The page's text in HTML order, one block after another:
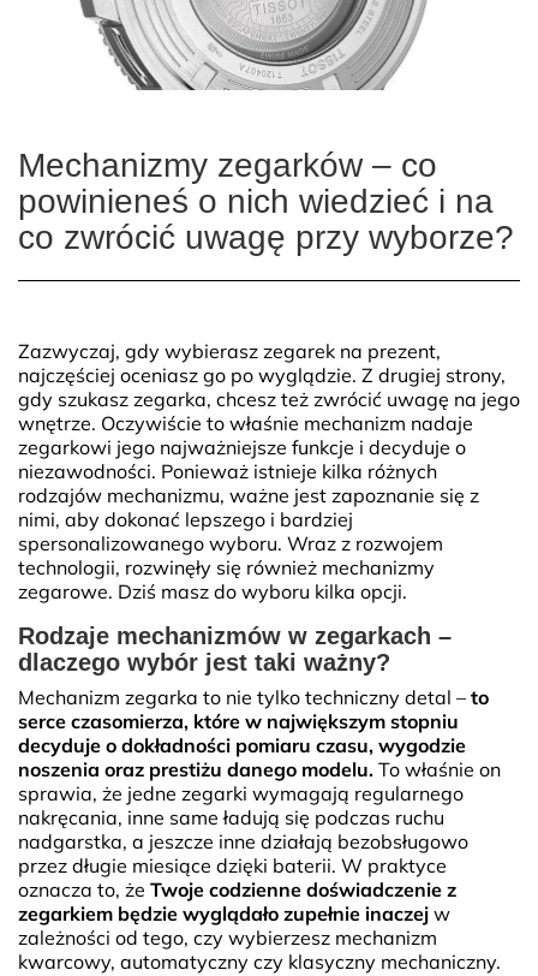
Mechanizmy zegarków – co
powinieneś o nich wiedzieć i na
co zwrócić uwagę przy wyborze?
Zazwyczaj, gdy wybierasz zegarek na prezent,
najczęściej oceniasz go po wyglądzie. Z drugiej strony,
gdy szukasz zegarka, chcesz też zwrócić uwagę na jego
wnętrze. Oczywiście to właśnie mechanizm nadaje
zegarkowi jego najważniejsze funkcje i decyduje o
niezawodności. Ponieważ istnieje kilka różnych
rodzajów mechanizmu, ważne jest zapoznanie się z
nimi, aby dokonać lepszego i bardziej
spersonalizowanego wyboru. Wraz z rozwojem
technologii, rozwinęły się również mechanizmy
zegarowe. Dziś masz do wyboru kilka opcji.
Rodzaje mechanizmów w zegarkach –
dlaczego wybór jest taki ważny?
Mechanizm zegarka to nie tylko techniczny detal – to
serce czasomierza, które w największym stopniu
decyduje o dokładności pomiaru czasu, wygodzie
noszenia oraz prestiżu danego modelu. To właśnie on
sprawia, że jedne zegarki wymagają regularnego
nakręcania, inne same ładują się podczas ruchu
nadgarstka, a jeszcze inne działają bezobsługowo
przez długie miesiące dzięki baterii. W praktyce
oznacza to, że Twoje codzienne doświadczenie z
zegarkiem będzie wyglądało zupełnie inaczej w
zależności od tego, czy wybierzesz mechanizm
kwarcowy, automatyczny czy klasyczny mechaniczny.